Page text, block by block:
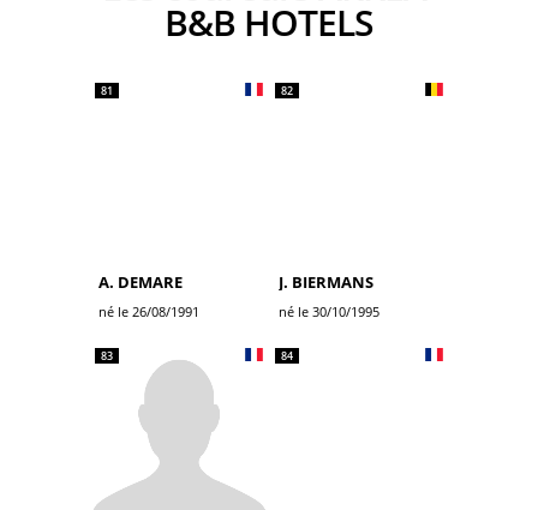
B&B HOTELS
81
A. DEMARE
né le 26/08/1991
82
J. BIERMANS
né le 30/10/1995
83 84